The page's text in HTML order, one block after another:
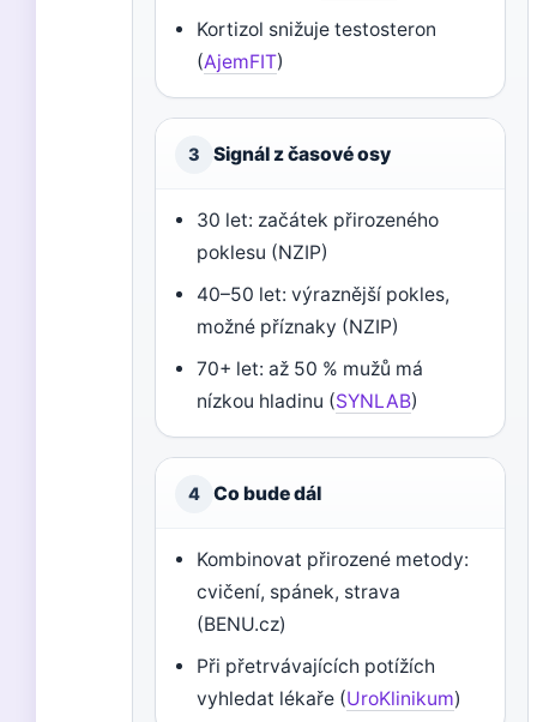
Kortizol snižuje testosteron
(AjemFIT)
3 Signál z časové osy
30 let: začátek přirozeného
poklesu (NZIP)
40–50 let: výraznější pokles,
možné příznaky (NZIP)
70+ let: až 50 % mužů má
nízkou hladinu (SYNLAB)
4 Co bude dál
Kombinovat přirozené metody:
cvičení, spánek, strava
(BENU.cz)
Při přetrvávajících potížích
vyhledat lékaře (UroKlinikum)